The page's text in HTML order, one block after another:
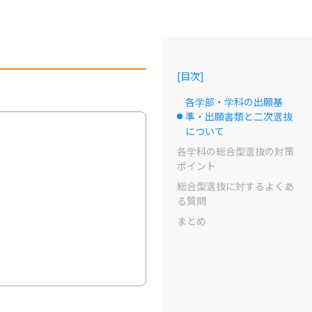
[目次]
選択中のドット
各学部・学科の出願基
準・出願書類と二次選抜
について
各学科の総合型選抜の対策
ポイント
総合型選抜に対するよくあ
る質問
まとめ